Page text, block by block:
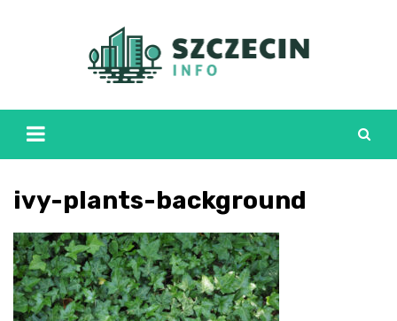
ivy-plants-background